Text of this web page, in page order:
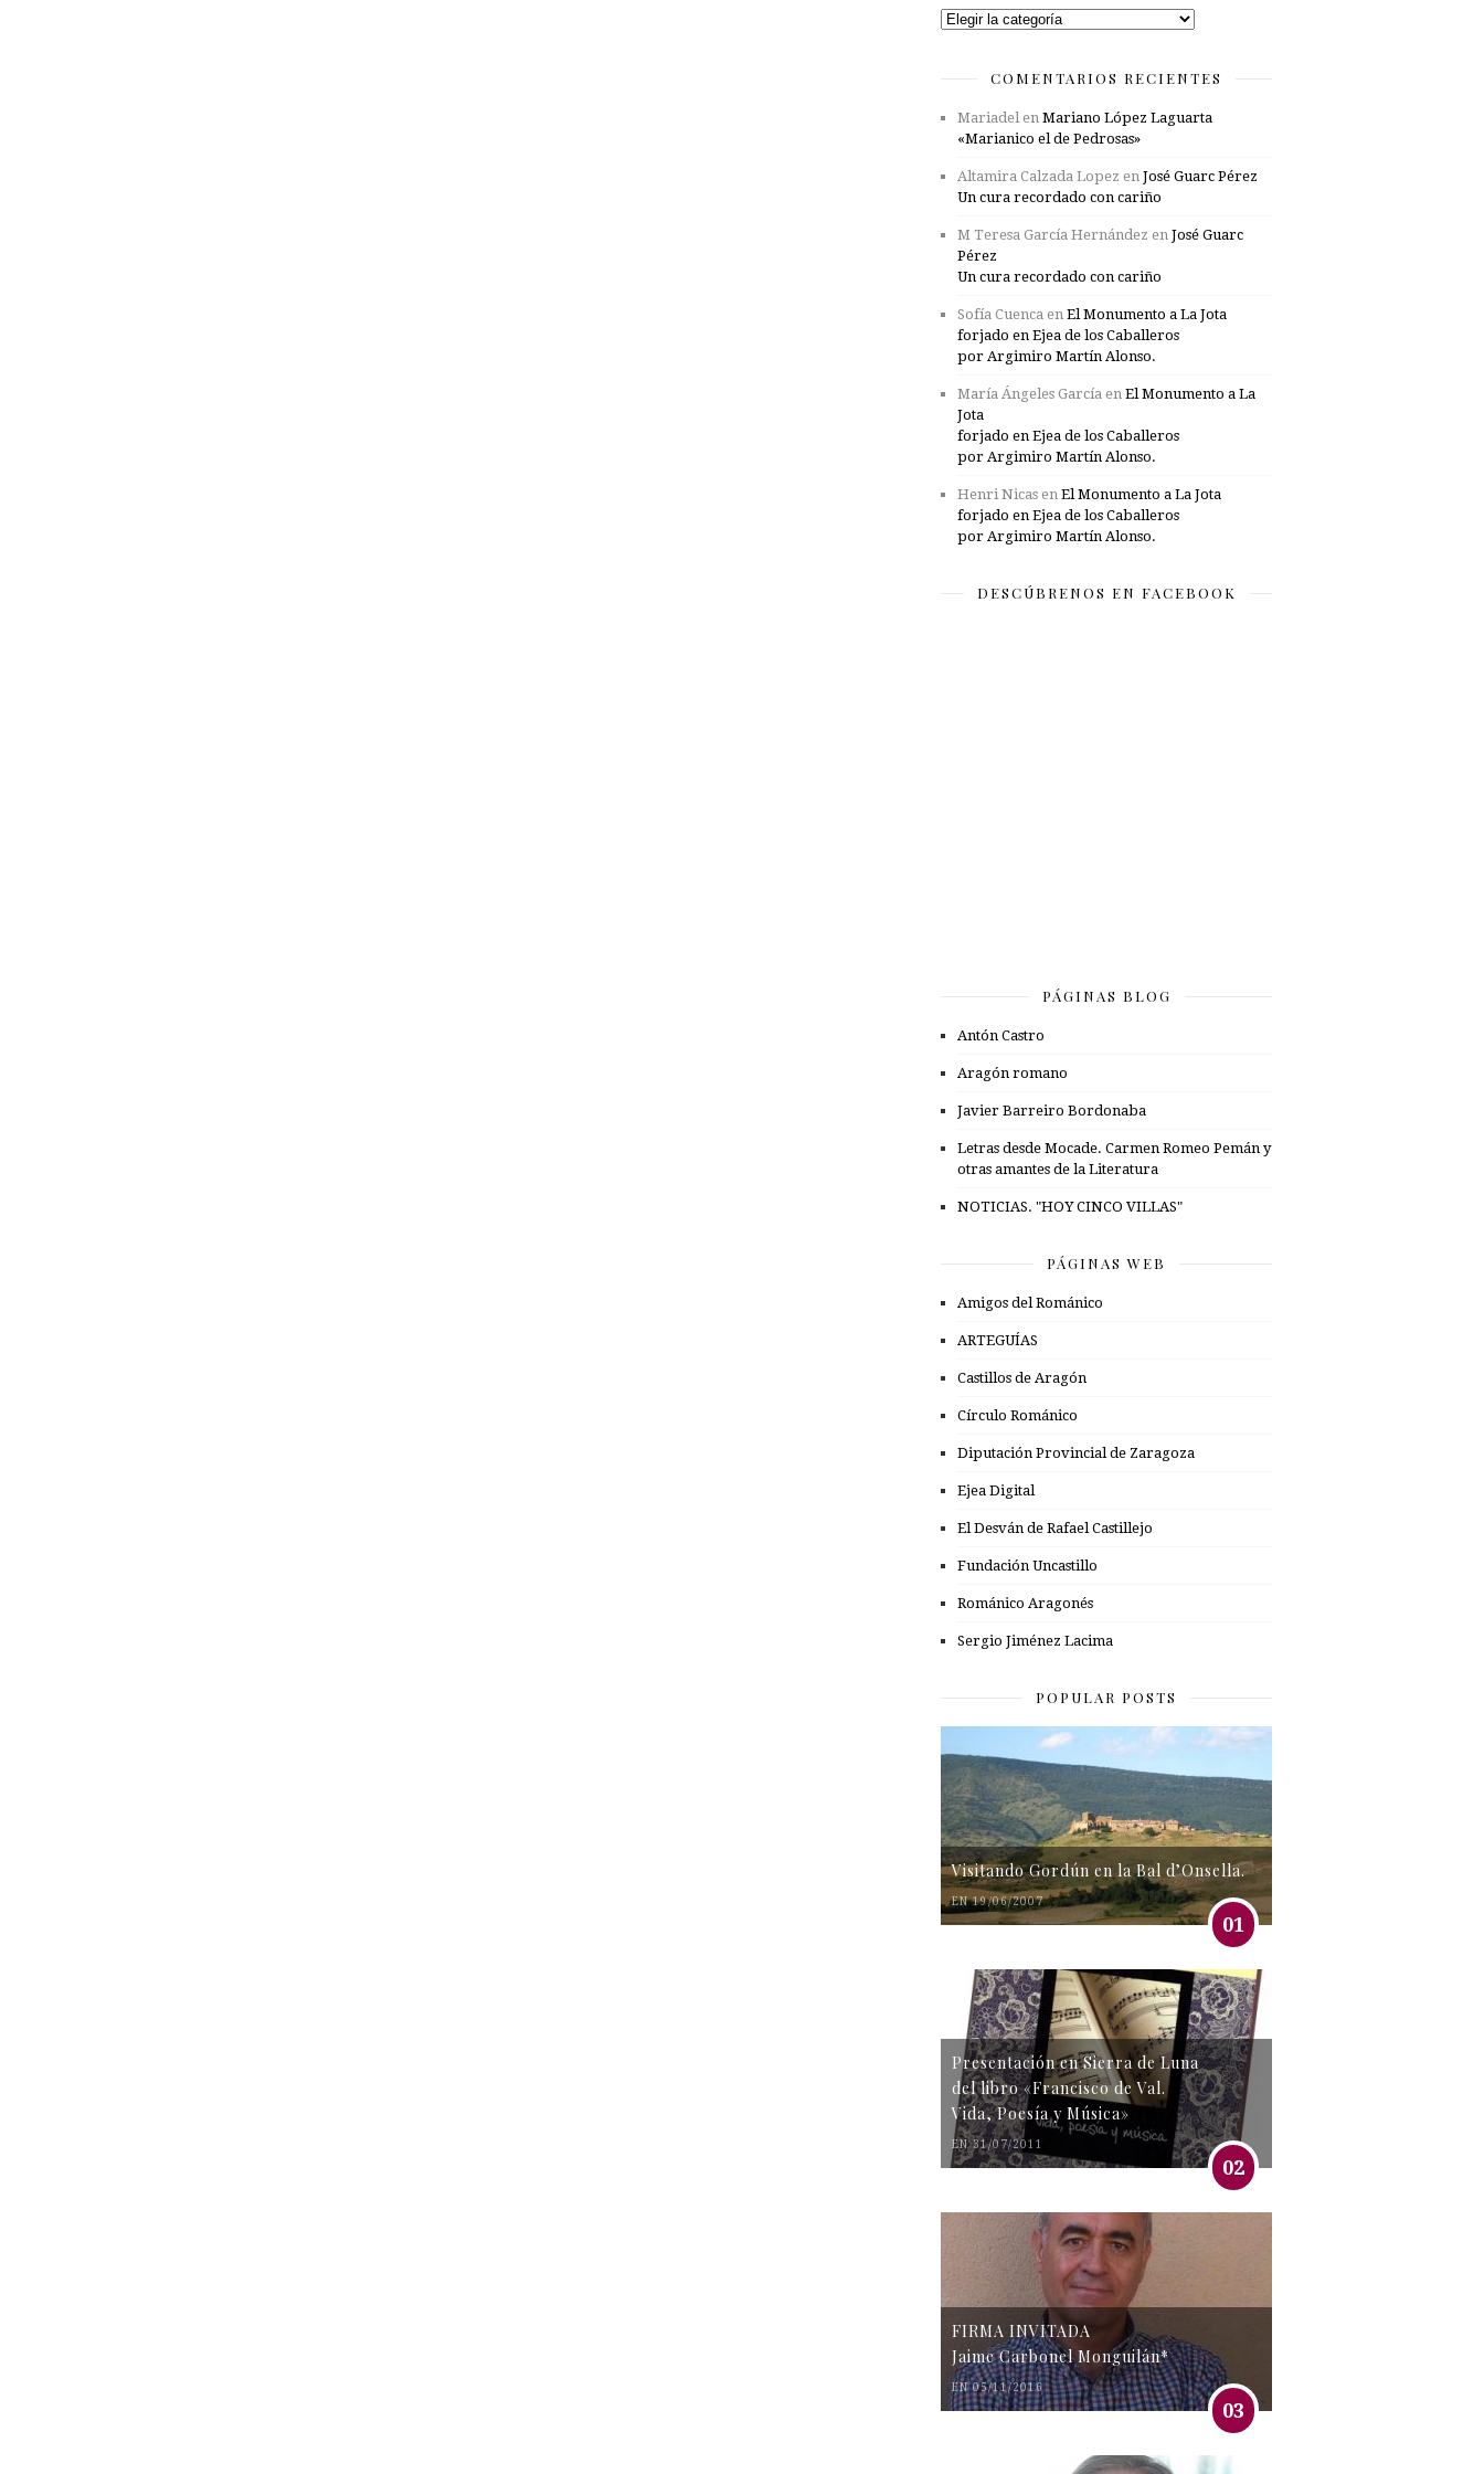
Categorías
COMENTARIOS RECIENTES
Mariadelen Mariano López Laguarta
«Marianico el de Pedrosas»
Altamira Calzada Lopez en José Guarc Pérez
Un cura recordado con cariño
M Teresa García Hernández en José Guarc
Pérez
Un cura recordado con cariño
Sofía Cuenca en El Monumento a La Jota
forjado en Ejea de los Caballeros
por Argimiro Martín Alonso.
María Ángeles García en El Monumento a La
Jota
forjado en Ejea de los Caballeros
por Argimiro Martín Alonso.
Henri Nicas en El Monumento a La Jota
forjado en Ejea de los Caballeros
por Argimiro Martín Alonso.
DESCÚBRENOS EN FACEBOOK
PÁGINAS BLOG
Antón Castro
Aragón romano
Javier Barreiro Bordonaba
Letras desde Mocade. Carmen Romeo Pemán y
otras amantes de la Literatura
NOTICIAS. "HOY CINCO VILLAS"
PÁGINAS WEB
Amigos del Románico
ARTEGUÍAS
Castillos de Aragón
Círculo Románico
Diputación Provincial de Zaragoza
Ejea Digital
El Desván de Rafael Castillejo
Fundación Uncastillo
Románico Aragonés
Sergio Jiménez Lacima
POPULAR POSTS
Visitando Gordún en la Bal d’Onsella.
EN 19/06/2007
01
Presentación en Sierra de Luna
del libro «Francisco de Val.
Vida, Poesía y Música»
EN 31/07/2011
02
FIRMA INVITADA
Jaime Carbonel Monguilán*
EN 05/11/2016
03